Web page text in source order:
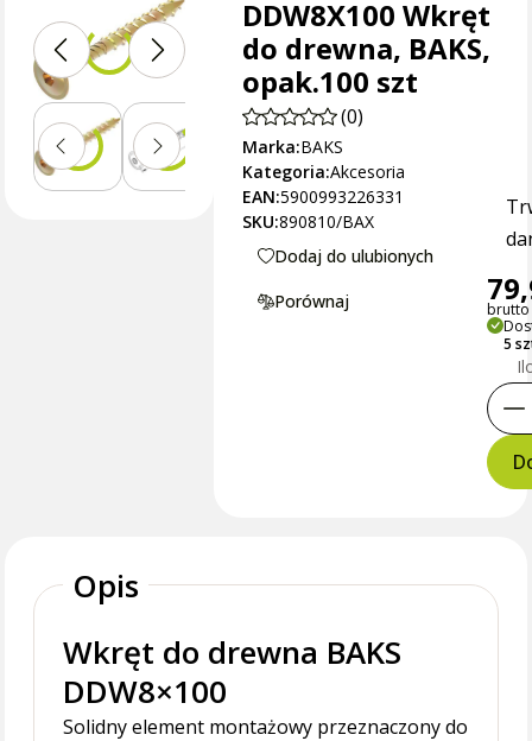
DDW8X100 Wkręt
do drewna, BAKS,
opak.100 szt
(0)
Marka:BAKS
Kategoria:Akcesoria
EAN:5900993226331
SKU:890810/BAX
Dodaj do ulubionych
Porównaj
brutto
5
Opis
Wkręt do drewna BAKS
DDW8×100
Solidny element montażowy przeznaczony do